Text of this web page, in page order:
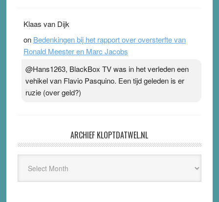
Klaas van Dijk
on Bedenkingen bij het rapport over oversterfte van
Ronald Meester en Marc Jacobs
@Hans1263, BlackBox TV was in het verleden een
vehikel van Flavio Pasquino. Een tijd geleden is er
ruzie (over geld?)
ARCHIEF KLOPTDATWEL.NL
Kloptdatwel.nl